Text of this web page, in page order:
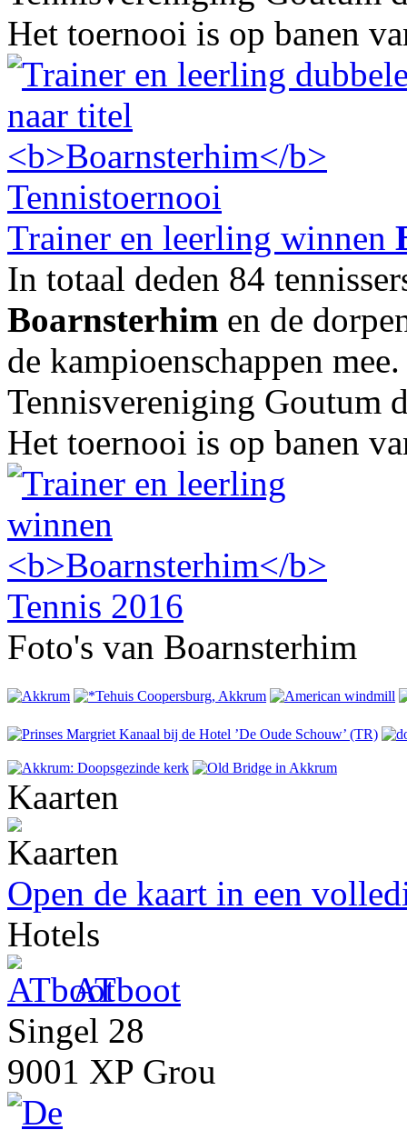
Het toernooi is op banen
Trainer en leerling winnen
In totaal deden 84
Boarnsterhim en de
de kampioenschappen
Tennisvereniging Goutum
Het toernooi is op banen
Foto's van Boarnsterhim
Kaarten
Open de kaart in een
Hotels
ATboot
Singel 28
9001 XP Grou